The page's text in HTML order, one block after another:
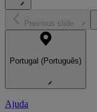
Previous slide
Portugal (Português)
Ajuda